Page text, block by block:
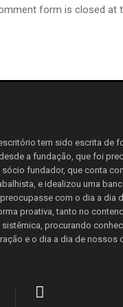
form is closed at
tem sido escrita de
a fundação, que foi
fundador, que conta
e idealizou uma
com o dia a dia
proativa, tanto no
procurando
e o dia a dia de nossos